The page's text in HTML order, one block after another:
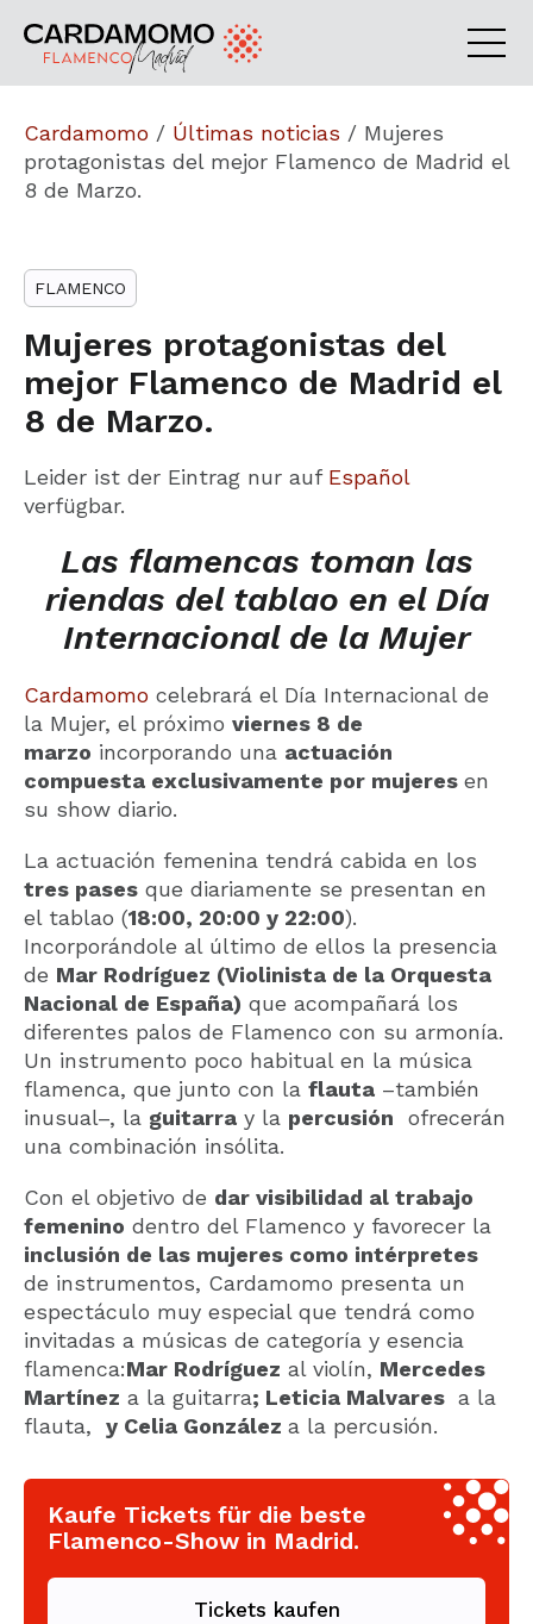
Cardamomo / Últimas noticias / Mujeres
protagonistas del mejor Flamenco de Madrid el
8 de Marzo.
FLAMENCO
Mujeres protagonistas del
mejor Flamenco de Madrid el
8 de Marzo.
Leider ist der Eintrag nur auf Español
verfügbar.
Las flamencas toman las
riendas del tablao en el Día
Internacional de la Mujer
Cardamomo celebrará el Día Internacional de
la Mujer, el próximo viernes 8 de
marzo incorporando una actuación
compuesta exclusivamente por mujeres en
su show diario.
La actuación femenina tendrá cabida en los
tres pases que diariamente se presentan en
el tablao (18:00, 20:00 y 22:00).
Incorporándole al último de ellos la presencia
de Mar Rodríguez (Violinista de la Orquesta
Nacional de España) que acompañará los
diferentes palos de Flamenco con su armonía.
Un instrumento poco habitual en la música
flamenca, que junto con la flauta –también
inusual–, la guitarra y la percusión ofrecerán
una combinación insólita.
Con el objetivo de dar visibilidad al trabajo
femenino dentro del Flamenco y favorecer la
inclusión de las mujeres como intérpretes
de instrumentos, Cardamomo presenta un
espectáculo muy especial que tendrá como
invitadas a músicas de categoría y esencia
flamenca:Mar Rodríguez al violín, Mercedes
Martínez a la guitarra; Leticia Malvares a la
flauta, y Celia González a la percusión.
Kaufe Tickets für die beste
Flamenco-Show in Madrid.
Tickets kaufen